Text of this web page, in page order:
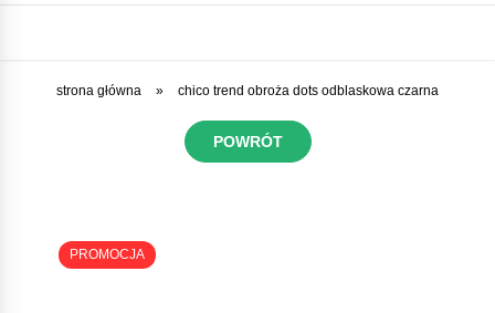
strona główna » chico trend obroża dots odblaskowa czarna
POWRÓT
PROMOCJA